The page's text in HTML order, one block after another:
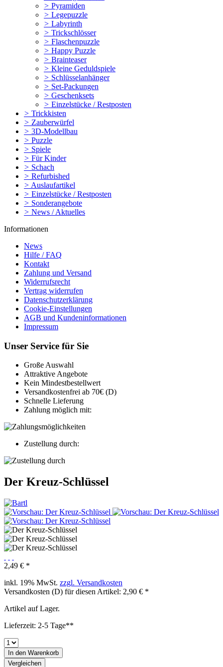
> Pyramiden
> Legepuzzle
> Labyrinth
> Trickschlösser
> Flaschenpuzzle
> Happy Puzzle
> Brainteaser
> Kleine Geduldspiele
> Schlüsselanhänger
> Set-Packungen
> Geschenksets
> Einzelstücke / Restposten
> Trickkisten
> Zauberwürfel
> 3D-Modellbau
> Puzzle
> Spiele
> Für Kinder
> Schach
> Refurbished
> Auslaufartikel
> Einzelstücke / Restposten
> Sonderangebote
> News / Aktuelles
Informationen
News
Hilfe / FAQ
Kontakt
Zahlung und Versand
Widerrufsrecht
Vertrag widerrufen
Datenschutzerklärung
Cookie-Einstellungen
AGB und Kundeninformationen
Impressum
Unser Service für Sie
Große Auswahl
Attraktive Angebote
Kein Mindestbestellwert
Versandkostenfrei ab 70€ (D)
Schnelle Lieferung
Zahlung möglich mit:
Zustellung durch:
Der Kreuz-Schlüssel
2,49 € *
inkl. 19% MwSt. zzgl. Versandkosten
Versandkosten (D) für diesen Artikel: 2,90 € *
Artikel auf Lager.
Lieferzeit: 2-5 Tage**
In den Warenkorb
Vergleichen